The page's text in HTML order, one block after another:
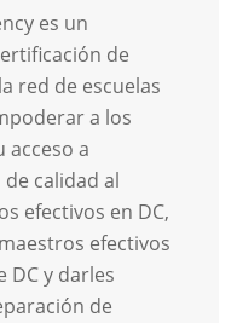
es un
de
red de escuelas
a los
acceso a
calidad al
efectivos en DC,
efectivos
DC y darles
de